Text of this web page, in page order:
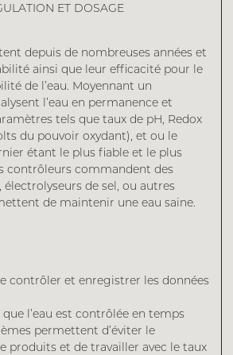
ET DOSAGE
depuis de nombreuses années et
ainsi que leur efficacité pour le
de l’eau. Moyennant un
l’eau en permanence et
tels que taux de pH, Redox
du pouvoir oxydant), et ou le
étant le plus fiable et le plus
contrôleurs commandent des
électrolyseurs de sel, ou autres
de maintenir une eau saine.
contrôler et enregistrer les données
l’eau est contrôlée en temps
permettent d’éviter le
produits et de travailler avec le taux